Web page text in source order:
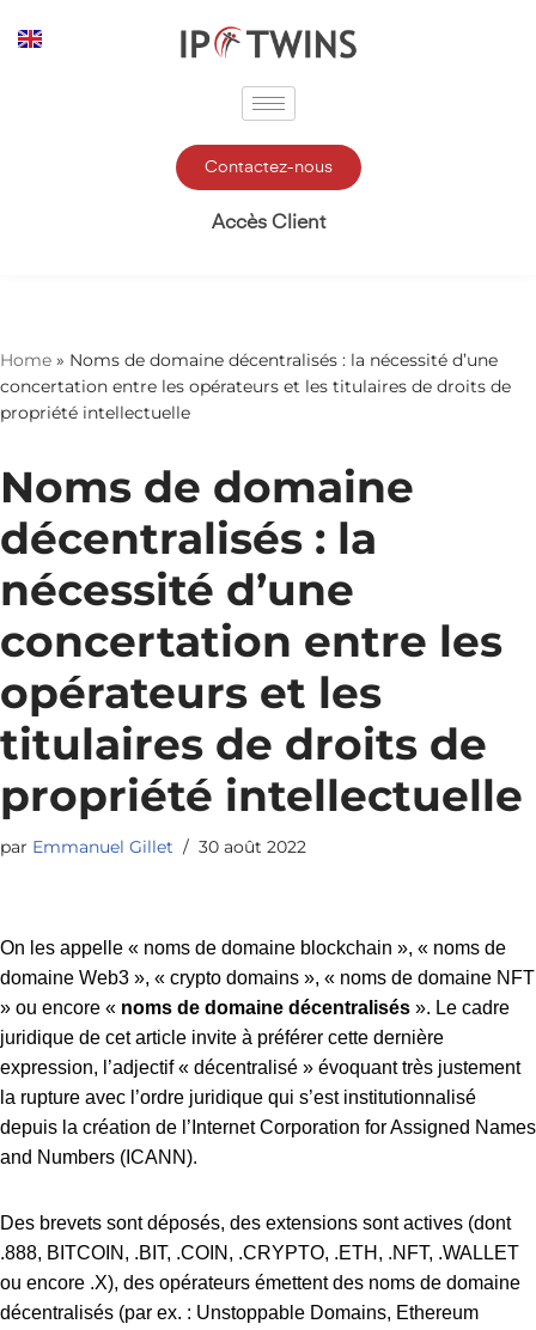
Contactez-nous
Accès Client
Home » Noms de domaine décentralisés : la nécessité d’une
concertation entre les opérateurs et les titulaires de droits de
propriété intellectuelle
Noms de domaine
décentralisés : la
nécessité d’une
concertation entre les
opérateurs et les
titulaires de droits de
propriété intellectuelle
par Emmanuel Gillet 30 août 2022
On les appelle « noms de domaine blockchain », « noms de
domaine Web3 », « crypto domains », « noms de domaine NFT
» ou encore « noms de domaine décentralisés ». Le cadre
juridique de cet article invite à préférer cette dernière
expression, l’adjectif « décentralisé » évoquant très justement
la rupture avec l’ordre juridique qui s’est institutionnalisé
depuis la création de l’Internet Corporation for Assigned Names
and Numbers (ICANN).
Des brevets sont déposés, des extensions sont actives (dont
.888, BITCOIN, .BIT, .COIN, .CRYPTO, .ETH, .NFT, .WALLET
ou encore .X), des opérateurs émettent des noms de domaine
décentralisés (par ex. : Unstoppable Domains, Ethereum